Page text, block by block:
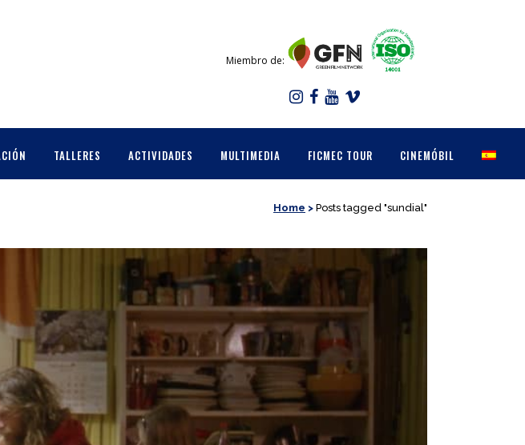
Miembro de:
TALLERES ACTIVIDADES MULTIMEDIA FICMEC TOUR CINEMÓBIL
Home > Posts tagged "sundial"